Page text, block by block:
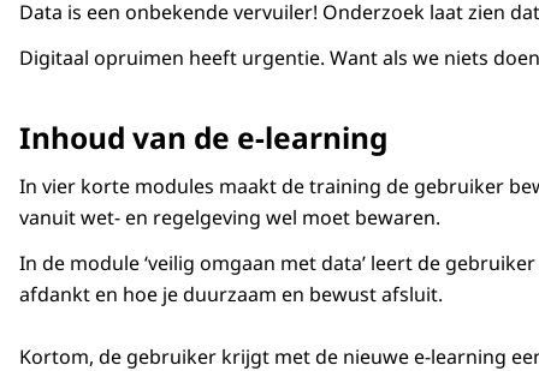
Data is een onbekende vervuiler! Onderzoek laat zien
Digitaal opruimen heeft urgentie. Want als we niets
Inhoud van de e-learning
In vier korte modules maakt de training de gebruiker
vanuit wet- en regelgeving wel moet bewaren.
In de module ‘veilig omgaan met data’ leert de
afdankt en hoe je duurzaam en bewust afsluit.
Kortom, de gebruiker krijgt met de nieuwe e-learning